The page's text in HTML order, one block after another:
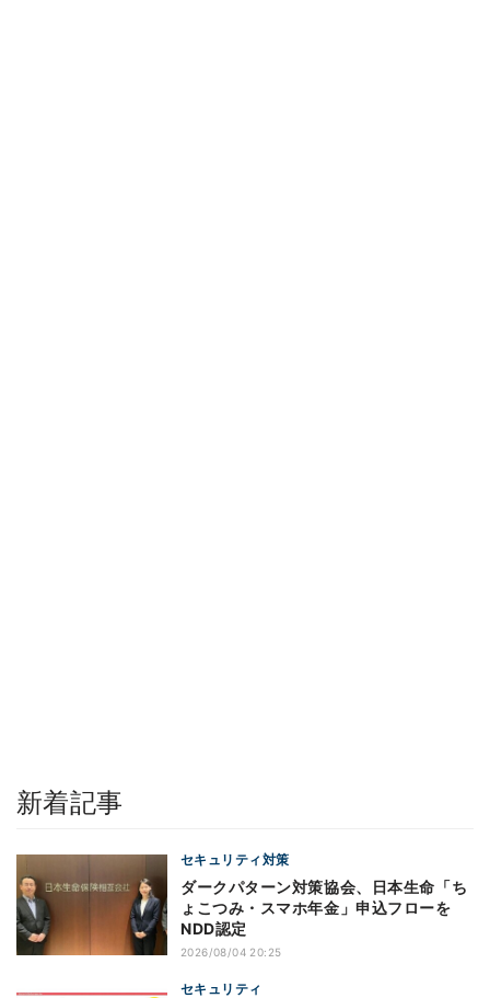
新着記事
セキュリティ対策
ダークパターン対策協会、日本生命「ち
ょこつみ・スマホ年金」申込フローを
NDD認定
2026/08/04 20:25
セキュリティ